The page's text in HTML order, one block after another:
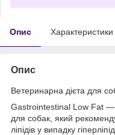
Опис Характеристики
Опис
Ветеринарна дієта для
Gastrointestinal Low Fat —
для собак, який
ліпідів у випадку